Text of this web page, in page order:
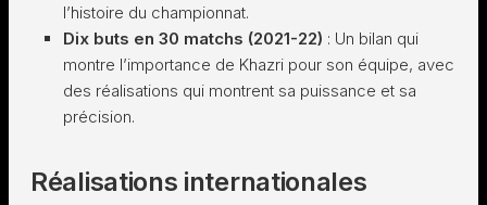
l’histoire du championnat.
Dix buts en 30 matchs (2021-22) : Un bilan qui
montre l’importance de Khazri pour son équipe, avec
des réalisations qui montrent sa puissance et sa
précision.
Réalisations internationales